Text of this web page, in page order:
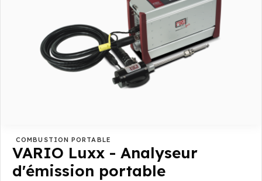
COMBUSTION PORTABLE
VARIO Luxx - Analyseur
d'émission portable